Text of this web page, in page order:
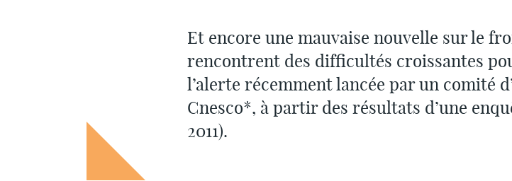
Et encore une mauvaise nouvelle sur le
rencontrent des difficultés croissantes
l’alerte récemment lancée par un comité
Cnesco*, à partir des résultats d’une
2011).